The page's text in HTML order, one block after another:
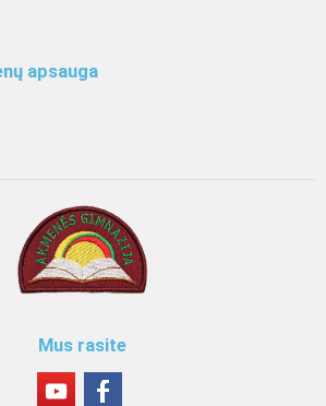
apsauga
Mus rasite